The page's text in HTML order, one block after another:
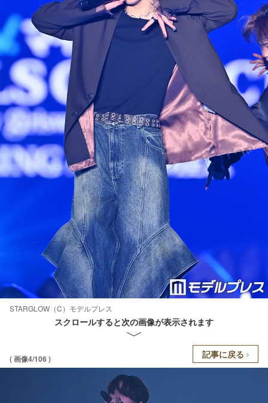
STARGLOW（C）モデルプレス
スクロールすると次の画像が表示されます
( 画像4/106 ) 記事に戻る